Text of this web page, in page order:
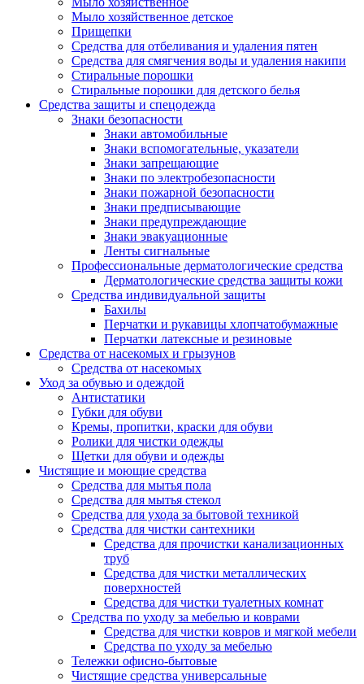
Мыло хозяйственное детское
Прищепки
Средства для отбеливания и удаления пятен
Средства для смягчения воды и удаления накипи
Стиральные порошки
Стиральные порошки для детского белья
Средства защиты и спецодежда
Знаки безопасности
Знаки автомобильные
Знаки вспомогательные, указатели
Знаки запрещающие
Знаки по электробезопасности
Знаки пожарной безопасности
Знаки предписывающие
Знаки предупреждающие
Знаки эвакуационные
Ленты сигнальные
Профессиональные дерматологические средства
Дерматологические средства защиты кожи
Средства индивидуальной защиты
Бахилы
Перчатки и рукавицы хлопчатобумажные
Перчатки латексные и резиновые
Средства от насекомых и грызунов
Средства от насекомых
Уход за обувью и одеждой
Антистатики
Губки для обуви
Кремы, пропитки, краски для обуви
Ролики для чистки одежды
Щетки для обуви и одежды
Чистящие и моющие средства
Средства для мытья пола
Средства для мытья стекол
Средства для ухода за бытовой техникой
Средства для чистки сантехники
Средства для прочистки канализационных
труб
Средства для чистки металлических
поверхностей
Средства для чистки туалетных комнат
Средства по уходу за мебелью и коврами
Средства для чистки ковров и мягкой мебели
Средства по уходу за мебелью
Тележки офисно-бытовые
Чистящие средства универсальные